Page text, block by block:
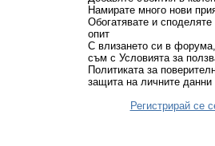
Намирате много нови
Обогатявате и
опит
С влизането си в
съм с Условията за
Политиката за
защита на личните данни
Регистрирай се